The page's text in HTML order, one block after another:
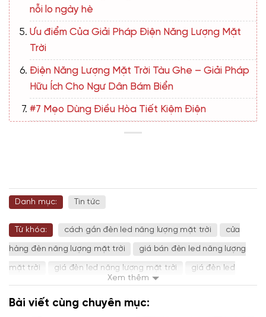
nỗi lo ngày hè
Ưu điểm Của Giải Pháp Điện Năng Lượng Mặt
Trời
Điện Năng Lượng Mặt Trời Tàu Ghe – Giải Pháp
Hữu Ích Cho Ngư Dân Bám Biển
#7 Mẹo Dùng Điều Hòa Tiết Kiệm Điện
Danh mục: Tin tức
Xem thêm
Từ khóa: cách gắn đèn led năng lượng mặt trời cửa
hàng đèn năng lượng mặt trời giá bán đèn led năng lượng
mặt trời giá đèn led năng lượng mặt trời giá đèn led
năng lượng mặt trời 100w mẫu đèn led năng lượng mặt trời
mua đèn led năng lượng mặt trời
Bài viết cùng chuyên mục: